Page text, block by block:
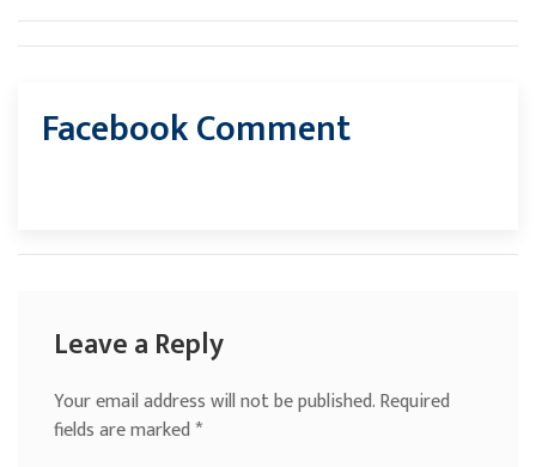
Facebook Comment
Leave a Reply
Your email address will not be published.Required
fields are marked*